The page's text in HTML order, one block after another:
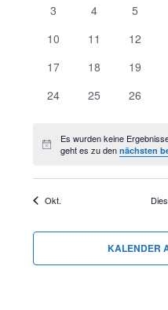
von
0
3
0
4
0
5
010
011
012
017
018
019
0
24
0
25
0
26
Hinweis
Es wurden keine
geht es zu dennächsten
Okt.
KALENDER